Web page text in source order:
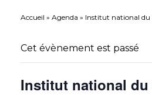
Accueil » Agenda » Institut national du
Cet évènement est passé
Institut national du